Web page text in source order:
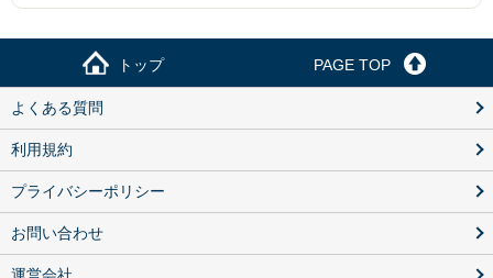
トップ PAGE TOP
よくある質問
利用規約
プライバシーポリシー
お問い合わせ
運営会社